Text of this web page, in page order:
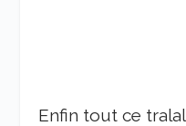
Enfin tout ce